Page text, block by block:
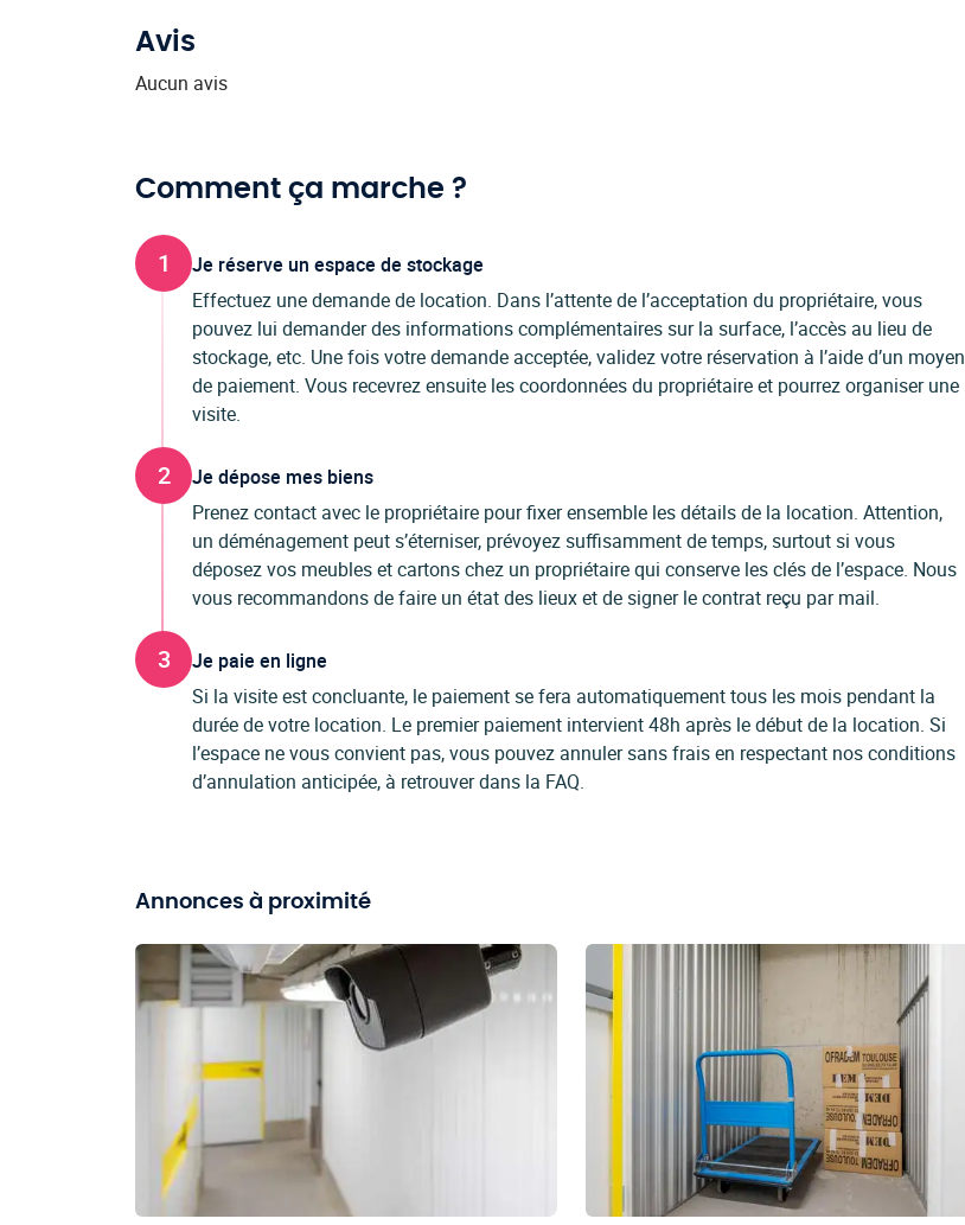
Avis
Aucun avis
Comment ça marche ?
1
Je réserve un espace de stockage
Effectuez une demande de location. Dans l’attente de l’acceptation du propriétaire, vous
pouvez lui demander des informations complémentaires sur la surface, l’accès au lieu de
stockage, etc. Une fois votre demande acceptée, validez votre réservation à l’aide d’un moyen
de paiement. Vous recevrez ensuite les coordonnées du propriétaire et pourrez organiser une
visite.
2
Je dépose mes biens
Prenez contact avec le propriétaire pour fixer ensemble les détails de la location. Attention,
un déménagement peut s’éterniser, prévoyez suffisamment de temps, surtout si vous
déposez vos meubles et cartons chez un propriétaire qui conserve les clés de l’espace. Nous
vous recommandons de faire un état des lieux et de signer le contrat reçu par mail.
3
Je paie en ligne
Si la visite est concluante, le paiement se fera automatiquement tous les mois pendant la
durée de votre location. Le premier paiement intervient 48h après le début de la location. Si
l’espace ne vous convient pas, vous pouvez annuler sans frais en respectant nos conditions
d’annulation anticipée, à retrouver dans la FAQ.
Annonces à proximité